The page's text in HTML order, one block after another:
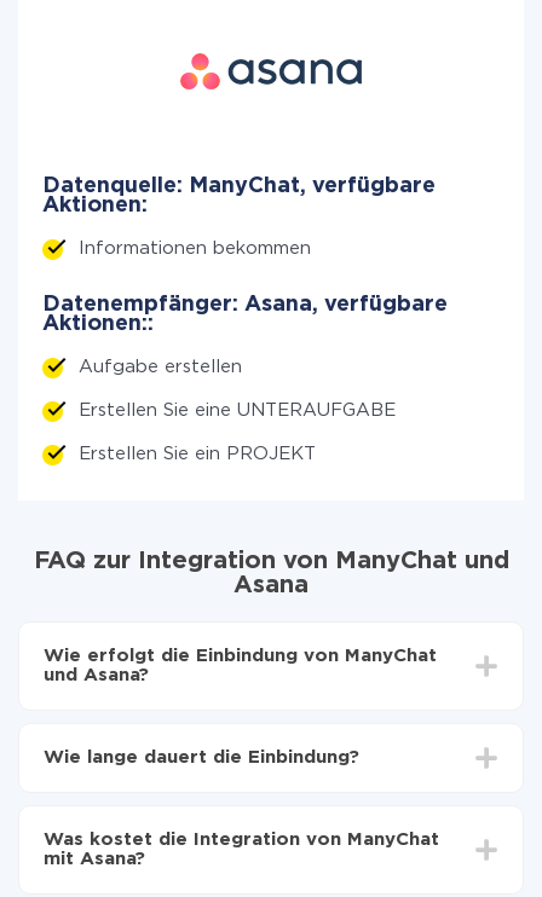
Datenquelle: ManyChat, verfügbare
Aktionen:
Informationen bekommen
Datenempfänger: Asana, verfügbare
Aktionen::
Aufgabe erstellen
Erstellen Sie eine UNTERAUFGABE
Erstellen Sie ein PROJEKT
FAQ zur Integration von ManyChat und
Asana
Wie erfolgt die Einbindung von ManyChat
und Asana?
übertragen
auf Asana übertragen
Wie lange dauert die Einbindung?
Im Durchschnitt dauert es 10-15 Minuten.
Was kostet die Integration von ManyChat
mit Asana?